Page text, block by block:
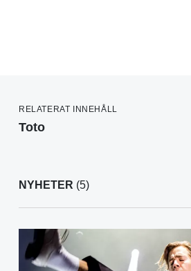
RELATERAT INNEHÅLL
Toto
NYHETER (5)